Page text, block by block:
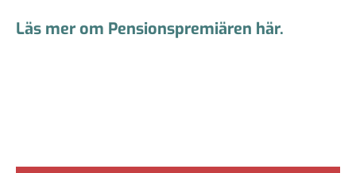
Läs mer om Pensionspremiären här.